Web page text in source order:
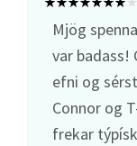
Mjög
var badass!
efni og
Connor og
frekar